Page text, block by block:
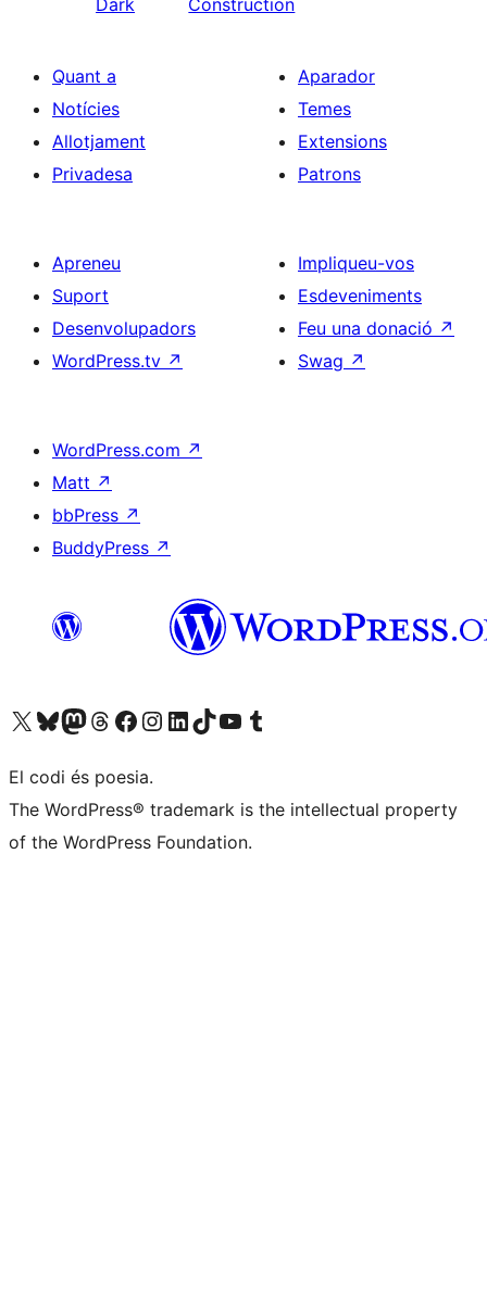
Dark
Construction
Quant a
Notícies
Allotjament
Privadesa
Aparador
Temes
Extensions
Patrons
Apreneu
Suport
Desenvolupadors
WordPress.tv ↗
Impliqueu-vos
Esdeveniments
Feu una donació ↗
Swag ↗
WordPress.com ↗
Matt ↗
bbPress ↗
BuddyPress ↗
Visiteu el nostre compte X (abans Twitter)
Visiteu el nostre compte de Bluesky
Visiteu el nostre compte al Mastodon
Visiteu el nostre compte de Threads
Visiteu la nostra pàgina al Facebook
Visiteu el nostre compte d'Instagram
Visiteu el nostre compte de LinkedIn
Visiteu el nostre compte de TikTok
Visiteu el nostre canal al YouTube
Visiteu el nostre compte de Tumblr
El codi és poesia.
The WordPress® trademark is the intellectual property
of the WordPress Foundation.